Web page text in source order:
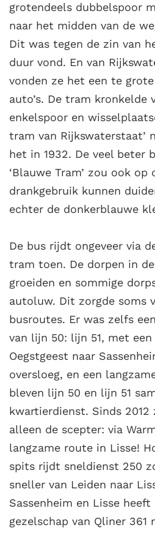
grotendeels dubbelspoor
naar het midden van de
Dit was tegen de zin van
duur vond. En van
vonden ze het een te
auto’s. De tram kronkelde
enkelspoor en
tram van Rijkswaterstaat’
het in 1932. De veel beter
‘Blauwe Tram’ zou ook op
drankgebruik kunnen
echter de donkerblauwe
De bus rijdt ongeveer via
tram toen. De dorpen in
groeiden en sommige
autoluw. Dit zorgde soms
busroutes. Er was zelfs
van lijn 50: lijn 51, met
Oegstgeest naar
oversloeg, en een
bleven lijn 50 en lijn 51
kwartierdienst. Sinds
alleen de scepter: via
langzame route in Lisse!
spits rijdt sneldienst 250
sneller van Leiden naar
Sassenheim en Lisse
gezelschap van Qliner 361